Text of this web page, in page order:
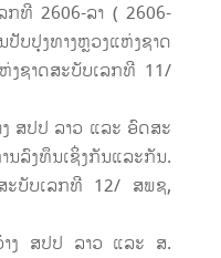
ທີ 2606-ລາ ( 2606-
ບປຸງທາງຫຼວງແຫ່ງຊາດ
ງຊາດສະບັບເລກທີ 11/
ສປປ ລາວ ແລະ ອົດສະ
ງທຶນເຊິ່ງກັນແລະກັນ.
ະບັບເລກທີ 12/ ສພຊ,
າງ ສປປ ລາວ ແລະ ສ.